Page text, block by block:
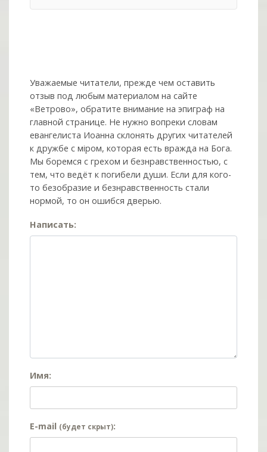
Уважаемые читатели, прежде чем оставить
отзыв под любым материалом на сайте
«Ветрово», обратите внимание на эпиграф на
главной странице. Не нужно вопреки словам
евангелиста Иоанна склонять других читателей
к дружбе с мiром, которая есть вражда на Бога.
Мы боремся с грехом и без­нрав­ствен­ностью, с
тем, что ведёт к погибели души. Если для кого-
то безобразие и безнравственность стали
нормой, то он ошибся дверью.
Написать:
Имя:
E-mail (будет скрыт):